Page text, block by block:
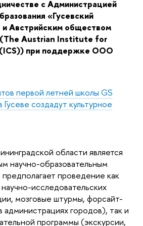
с Администрацией
«Гусевский
и Австрийским обществом
(The Austrian Institute for
(ICS)) при поддержке ООО
первой летней школы GS
создадут культурное
области является
научно-образовательным
проведение как
исследовательских
мозговые штурмы, форсайт-
городов), так и
программы (экскурсии,